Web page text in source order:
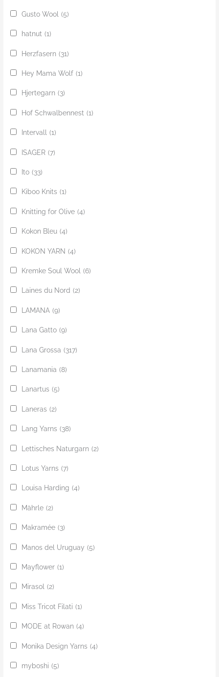
Gusto Wool (5)
hatnut (1)
Herzfasern (31)
Hey Mama Wolf (1)
Hjertegarn (3)
Hof Schwalbennest (1)
Intervall (1)
ISAGER (7)
Ito (33)
Kiboo Knits (1)
Knitting for Olive (4)
Kokon Bleu (4)
KOKON YARN (4)
Kremke Soul Wool (6)
Laines du Nord (2)
LAMANA (9)
Lana Gatto (9)
Lana Grossa (317)
Lanamania (8)
Lanartus (5)
Laneras (2)
Lang Yarns (38)
Lettisches Naturgarn (2)
Lotus Yarns (7)
Louisa Harding (4)
Mährle (2)
Makramée (3)
Manos del Uruguay (5)
Mayflower (1)
Mirasol (2)
Miss Tricot Filati (1)
MODE at Rowan (4)
Monika Design Yarns (4)
myboshi (5)